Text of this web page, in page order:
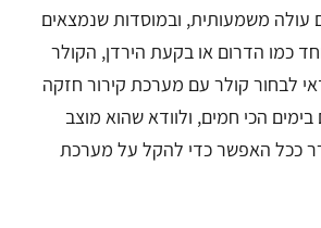
עולה משמעותית, ובמוסדות שנמצאים
כמו הדרום או בקעת הירדן, הקולר
לבחור קולר עם מערכת קירור חזקה
הכי חמים, ולוודא שהוא מוצב
ככל האפשר כדי להקל על מערכת